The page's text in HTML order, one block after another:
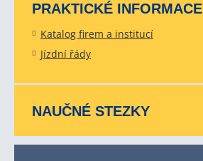
PRAKTICKÉ INFORMACE
Katalog firem a institucí
Jízdní řády
NAUČNÉ STEZKY